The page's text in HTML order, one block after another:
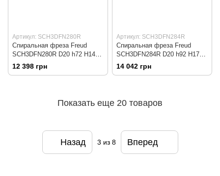
Артикул: SCH3DFN280R
Спиральная фреза Freud
SCH3DFN280R D20 h72 H140
A20 Z3
12 398 грн
Артикул: SCH3DFN284R
Спиральная фреза Freud
SCH3DFN284R D20 h92 H170
A20 Z3
14 042 грн
Показать еще 20 товаров
Назад 3 из 8 Вперед